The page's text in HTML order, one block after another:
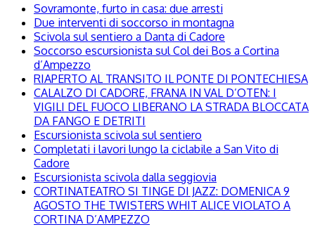
Sovramonte, furto in casa: due arresti
Due interventi di soccorso in montagna
Scivola sul sentiero a Danta di Cadore
Soccorso escursionista sul Col dei Bos a Cortina
d’Ampezzo
RIAPERTO AL TRANSITO IL PONTE DI PONTECHIESA
CALALZO DI CADORE, FRANA IN VAL D’OTEN: I
VIGILI DEL FUOCO LIBERANO LA STRADA BLOCCATA
DA FANGO E DETRITI
Escursionista scivola sul sentiero
Completati i lavori lungo la ciclabile a San Vito di
Cadore
Escursionista scivola dalla seggiovia
CORTINATEATRO SI TINGE DI JAZZ: DOMENICA 9
AGOSTO THE TWISTERS WHIT ALICE VIOLATO A
CORTINA D’AMPEZZO